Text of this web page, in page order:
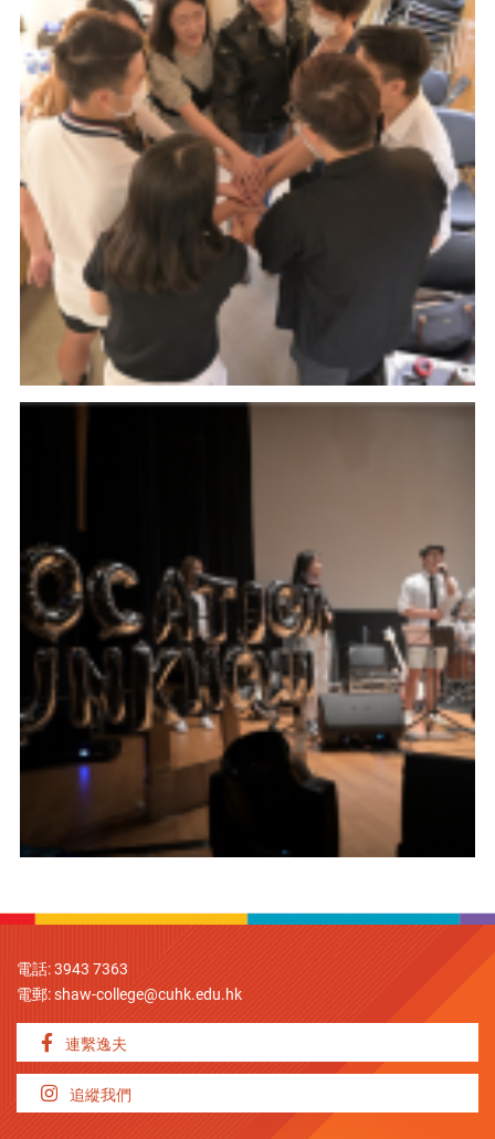
電話: 3943 7363
電郵:shaw-college@cuhk.edu.hk
連繫逸夫
追縱我們